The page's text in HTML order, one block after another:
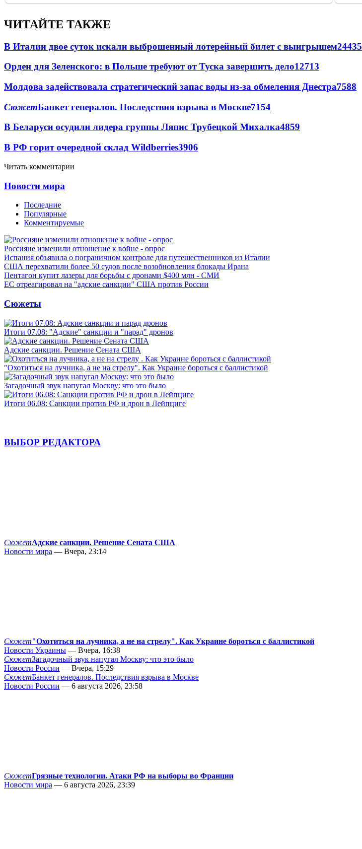
ЧИТАЙТЕ ТАКЖЕ
В Италии двое суток искали выброшенный лотерейный билет с выигрышем24435
Орден для Зеленского: в Польше требуют от Туска завершить дело12713
Молдова задействовала стратегический запас воды из-за обмеления Днестра7588
СюжетБанкет генералов. Последствия взрыва в Москве7154
В Беларуси осудили лидера группы Ляпис Трубецкой Михалка4859
В РФ горит очередной склад Wildberries3906
Читать комментарии
Новости мира
Последние
Популярные
Комментируемые
Россияне изменили отношение к войне - опрос
Испания объявила о пограничном контроле для путешественников из Италии
США перехватили более 50 судов после возобновления блокады Ирана
Пентагон купит лазеры для борьбы с дронами $400 млн - СМИ
ЕС отреагировал на "адские санкции" США против России
Сюжеты
Итоги 07.08: "Адские" санкции и "парад" дронов
Адские санкции. Решение Сената США
"Охотиться на лучника, а не на стрелу". Как Украине бороться с баллистикой
Загадочный звук напугал Москву: что это было
Итоги 06.08: Санкции против РФ и дрон в Лейпциге
ВЫБОР РЕДАКТОРА
СюжетАдские санкции. Решение Сената США
Новости мира — Вчера, 23:14
Сюжет"Охотиться на лучника, а не на стрелу". Как Украине бороться с баллистикой
Новости Украины — Вчера, 16:38
СюжетЗагадочный звук напугал Москву: что это было
Новости России — Вчера, 15:29
СюжетБанкет генералов. Последствия взрыва в Москве
Новости России — 6 августа 2026, 23:58
СюжетГрязные технологии. Атаки РФ на выборы во Франции
Новости мира — 6 августа 2026, 23:39